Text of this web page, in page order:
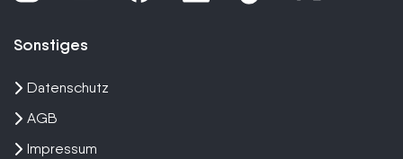
Sonstiges
Datenschutz
AGB
Impressum